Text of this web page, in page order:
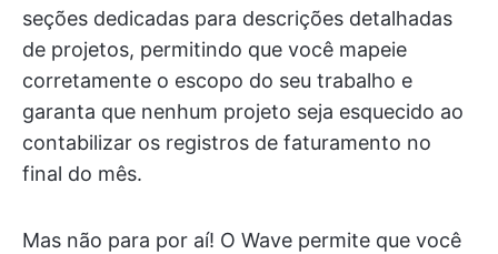
seções dedicadas para descrições detalhadas
de projetos, permitindo que você mapeie
corretamente o escopo do seu trabalho e
garanta que nenhum projeto seja esquecido ao
contabilizar os registros de faturamento no
final do mês.
Mas não para por aí! O Wave permite que você